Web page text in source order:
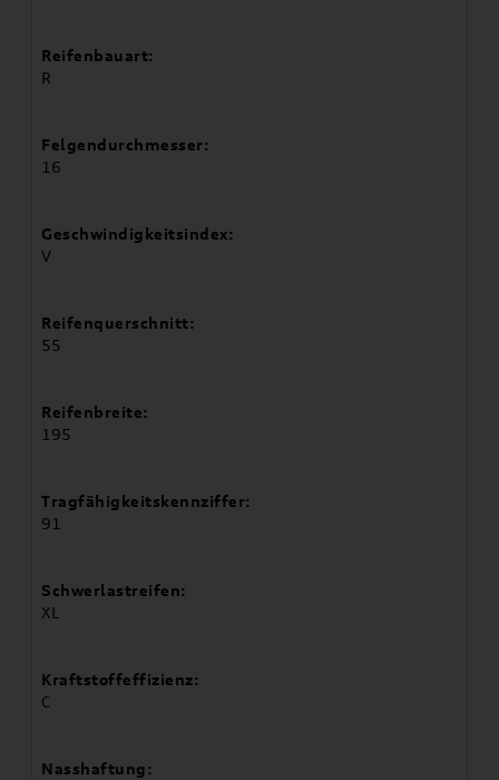
Reifenbauart:
R
Felgendurchmesser:
16
Geschwindigkeitsindex:
V
Reifenquerschnitt:
55
Reifenbreite:
195
Tragfähigkeitskennziffer:
91
Schwerlastreifen:
XL
Kraftstoffeffizienz:
C
Nasshaftung: